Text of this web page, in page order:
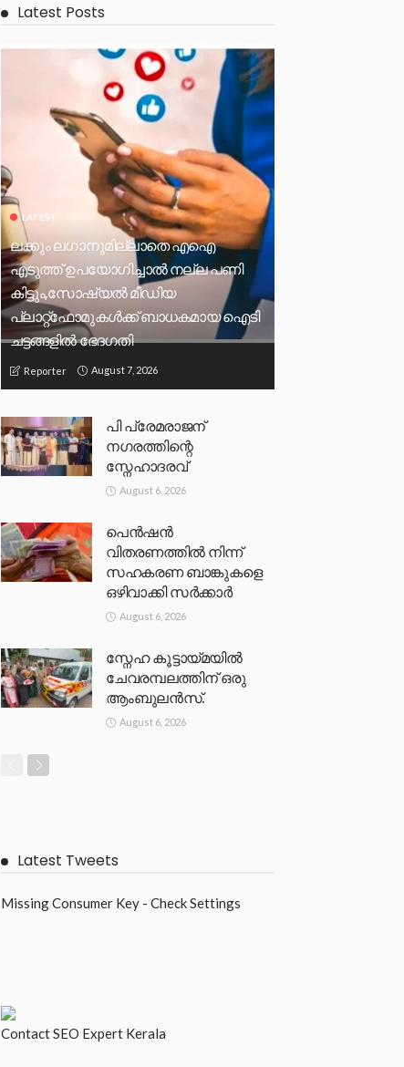
Latest Posts
LATEST
ലക്കും ലഗാനുമില്ലാതെ എഐ
എടുത്ത് ഉപയോഗിച്ചാല്‍ നല്ല പണി
കിട്ടും,സോഷ്യല്‍ മീഡിയ
പ്ലാറ്റ്‌ഫോമുകള്‍ക്ക് ബാധകമായ ഐടി
ചട്ടങ്ങളില്‍ ഭേദഗതി
Reporter August 7, 2026
പി പ്രേമരാജന്
നഗരത്തിന്റെ
സ്നേഹാദരവ്
August 6, 2026
പെൻഷൻ
വിതരണത്തിൽ നിന്ന്
സഹകരണ ബാങ്കുകളെ
ഒഴിവാക്കി സർക്കാർ
August 6, 2026
സ്നേഹ കൂട്ടായ്മയിൽ
ചേവരമ്പലത്തിന് ഒരു
ആംബുലൻസ്.
August 6, 2026
Latest Tweets
Missing Consumer Key - Check Settings
ContactSEO Expert Kerala